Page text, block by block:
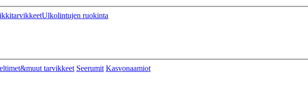
Ulkolintujen ruokinta
tarvikkeet Seerumit Kasvonaamiot